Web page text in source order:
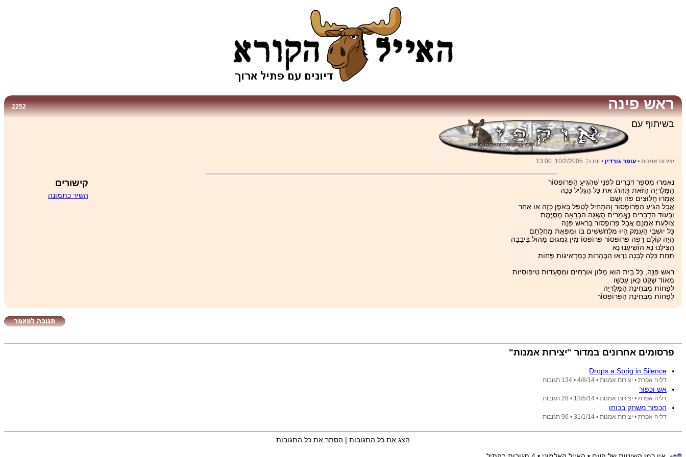
ראש פינה 2252
בשיתוף עם
יצירות אמנות • עופר גורדין • יום ה', 10/2/2005, 13:00
נֶאֶמְרוּ מִסְפַּר דְּבָרִים לִפְנֵי שֶׁהִגִּיעַ הַפְּרוֹפֶסוֹר
הַמָּלַרְיָה הַזֹּאת תַּהֲרֹג אֶת כָּל הַגָּלִיל כָּכָה
אָמְרוּ חֲלוּצִים פֹּה וְשָׁם
אֲבָל הִגִּיעַ הַפְּרוֹפֶסוֹר וְהִתְחִיל לְטַפֵּל בְּאֹפֶן כָּזֶה אוֹ אַחֵר
וּבְעוֹד הַדְּבָרִים נֶאֱמָרִים הֻשְּׂגָה הַבְרָאָה מְסֻיֶּמֶת
צוֹלַעַת אָמְנָם אֲבָל פְּרוֹפֶסוֹר בְּרֹאשׁ פִּנָּה
כָּל יוֹשְׁבֵי הָעֵמֶק הָיוּ מְלַחְשְׁשִׁים בּוֹ וּמִפְּאַת מַחֲלָתָם
הָיָה קוֹלָם רָפֶה פְּרוֹפֶסוֹר פְּרוֹפֶסוֹ מִין גִּמְגּוּם מָהוּל בִּיבָבָה
הַצִּילֵנוּ נָא הוֹשִׁיעֵנוּ נָא
תַּחַת כִּלָּה לְבָנָה נִרְאוּ הַבֶּהָרוֹת כְּמַדְאִיגוֹת פָּחוֹת
רֹאשׁ פִּנָּה, כָּל בַּיִת הוּא מְלוֹן אוֹרְחִים וּמִסְעָדוֹת טִיפּוּסִיּוֹת
מְאוֹד שָׁקֵט כָּאן עַכְשָׁו
לְפָחוֹת מִבְּחִינַת הַמָּלַרְיָה
לְפָחוֹת מִבְּחִינַת הַפְּרוֹפֶסוֹר
קישורים
השיר כתמונה
פרסומים אחרונים במדור "יצירות אמנות"
Drops a Sprig in Silence
דליה אפרת • יצירות אמנות • 4/8/14 • 134 תגובות
אש וכפור
דליה אפרת • יצירות אמנות • 13/5/14 • 28 תגובות
הכפור משחק בכוחו
דליה אפרת • יצירות אמנות • 31/1/14 • 90 תגובות
הצג את כל התגובות | הסתר את כל התגובות